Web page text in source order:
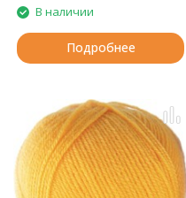
В наличии
Подробнее